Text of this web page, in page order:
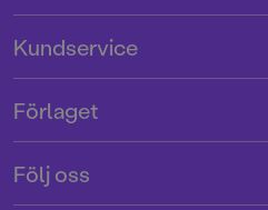
08-769 88 00
Tryckerigatan 4
103 12 Stockholm
Kundservice
Användarvillkor intressenter
Förlaget
Följ oss